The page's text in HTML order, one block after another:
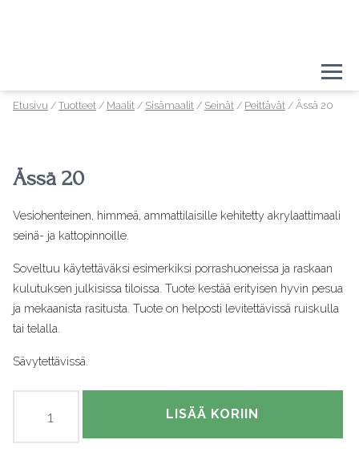
Etusivu / Tuotteet / Maalit / Sisämaalit / Seinät / Peittävät / Ässä 20
Ässä 20
Vesiohenteinen, himmeä, ammattilaisille kehitetty akrylaattimaali
seinä- ja kattopinnoille.
Soveltuu käytettäväksi esimerkiksi porrashuoneissa ja raskaan
kulutuksen julkisissa tiloissa. Tuote kestää erityisen hyvin pesua
ja mekaanista rasitusta. Tuote on helposti levitettävissä ruiskulla
tai telalla.
Sävytettävissä.
määrä
LISÄÄ KORIIN